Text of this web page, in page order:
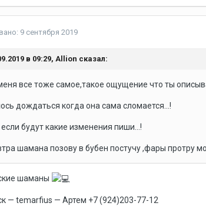
9 сентября 2019
в 09:29, Allion сказал:
все тоже самое,такое ощущение что ты
дождаться когда она сама сломается...!
будут какие изменения пиши...!
шамана позову в бубен постучу ,фары протру
шаманы
— temarfius — Артем +7 (924)203-77-12